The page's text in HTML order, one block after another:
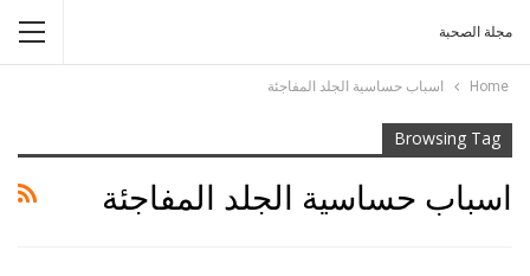
مجلة الصحبة
Home اسباب حساسية الجلد المفاجئة
Browsing Tag
اسباب حساسية الجلد المفاجئة